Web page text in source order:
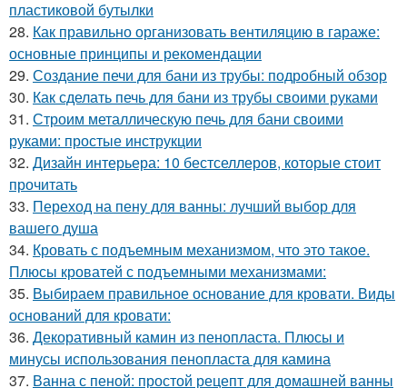
пластиковой бутылки
28. Как правильно организовать вентиляцию в гараже:
основные принципы и рекомендации
29. Создание печи для бани из трубы: подробный обзор
30. Как сделать печь для бани из трубы своими руками
31. Строим металлическую печь для бани своими
руками: простые инструкции
32. Дизайн интерьера: 10 бестселлеров, которые стоит
прочитать
33. Переход на пену для ванны: лучший выбор для
вашего душа
34. Кровать с подъемным механизмом, что это такое.
Плюсы кроватей с подъемными механизмами:
35. Выбираем правильное основание для кровати. Виды
оснований для кровати:
36. Декоративный камин из пенопласта. Плюсы и
минусы использования пенопласта для камина
37. Ванна с пеной: простой рецепт для домашней ванны